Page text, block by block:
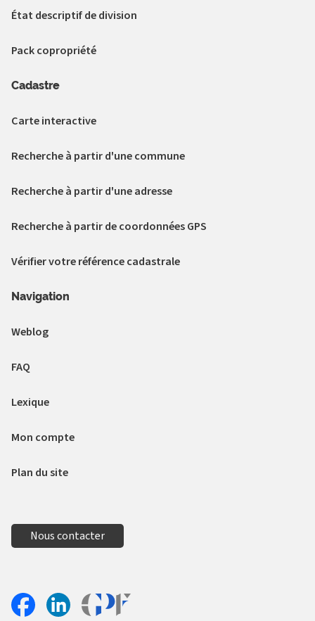
État descriptif de division
Pack copropriété
Cadastre
Carte interactive
Recherche à partir d'une commune
Recherche à partir d'une adresse
Recherche à partir de coordonnées GPS
Vérifier votre référence cadastrale
Navigation
Weblog
FAQ
Lexique
Mon compte
Plan du site
Nous contacter